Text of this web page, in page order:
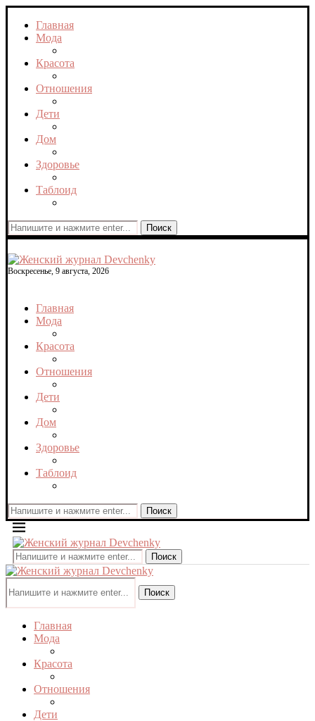
Главная
Мода
Красота
Отношения
Дети
Дом
Здоровье
Таблоид
Поиск
Воскресенье, 9 августа, 2026
Главная
Мода
Красота
Отношения
Дети
Дом
Здоровье
Таблоид
Поиск
Поиск
Поиск
Главная
Мода
Красота
Отношения
Дети